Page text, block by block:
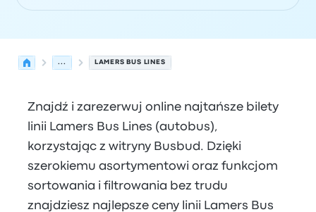
... LAMERS BUS LINES
Znajdź i zarezerwuj online najtańsze bilety
linii Lamers Bus Lines (autobus),
korzystając z witryny Busbud. Dzięki
szerokiemu asortymentowi oraz funkcjom
sortowania i filtrowania bez trudu
znajdziesz najlepsze ceny linii Lamers Bus